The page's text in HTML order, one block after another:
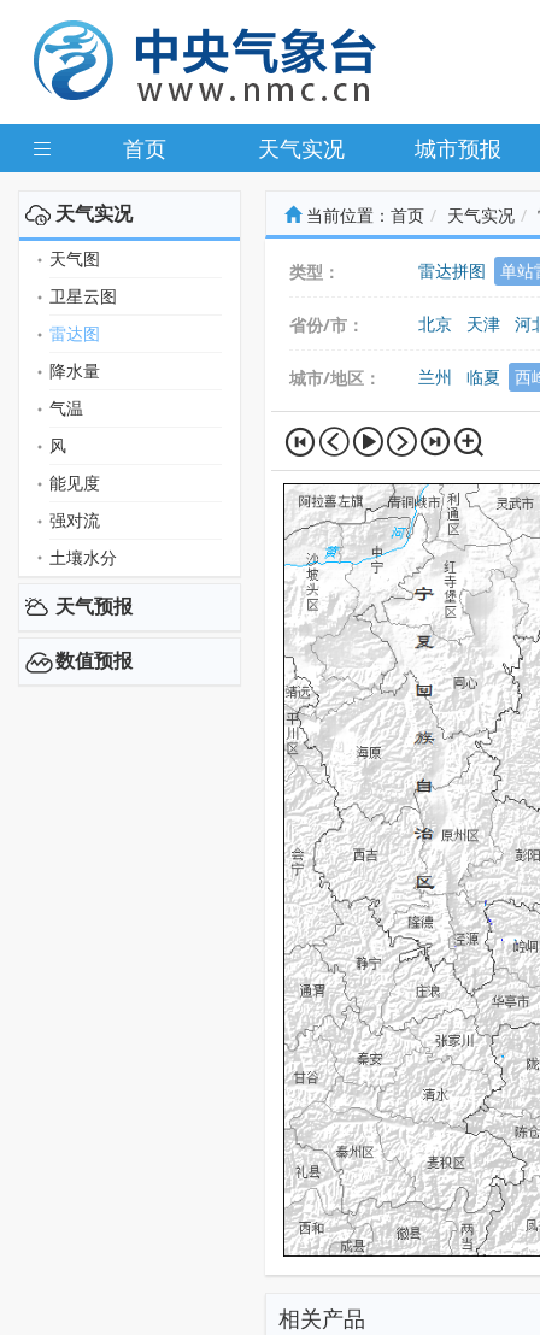
首页 天气实况 城市预报
天气实况
天气图
卫星云图
雷达图
降水量
气温
风
能见度
强对流
土壤水分
天气预报
数值预报
当前位置： 首页 天气实况
类型： 雷达拼图 单站
省份/市： 北京 天津
河
城市/地区：
兰州 临夏 西
相关产品